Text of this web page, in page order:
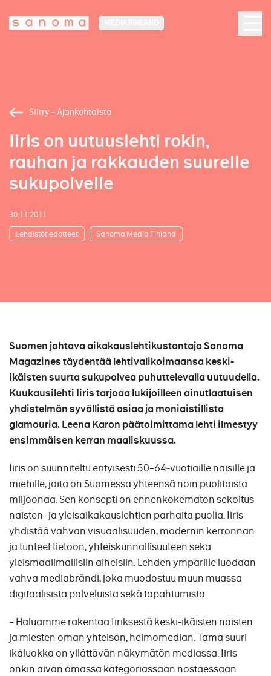
Siirry - Ajankohtaista
Iiris on uutuuslehti rokin,
rauhan ja rakkauden suurelle
sukupolvelle
30.11.2011
Lehdistötiedotteet Sanoma Media Finland
Suomen johtava aikakauslehtikustantaja Sanoma
Magazines täydentää lehtivalikoimaansa keski-
ikäisten suurta sukupolvea puhuttelevalla uutuudella.
Kuukausilehti Iiris tarjoaa lukijoilleen ainutlaatuisen
yhdistelmän syvällistä asiaa ja moniaistillista
glamouria. Leena Karon päätoimittama lehti ilmestyy
ensimmäisen kerran maaliskuussa.
Iiris on suunniteltu erityisesti 50–64-vuotiaille naisille ja
miehille, joita on Suomessa yhteensä noin puolitoista
miljoonaa. Sen konsepti on ennenkokematon sekoitus
naisten- ja yleisaikakauslehtien parhaita puolia. Iiris
yhdistää vahvan visuaalisuuden, modernin kerronnan
ja tunteet tietoon, yhteiskunnallisuuteen sekä
yleismaailmallisiin aiheisiin. Lehden ympärille luodaan
vahva mediabrändi, joka muodostuu muun muassa
digitaalisista palveluista sekä tapahtumista.
– Haluamme rakentaa Iiriksestä keski-ikäisten naisten
ja miesten oman yhteisön, heimomedian. Tämä suuri
ikäluokka on yllättävän näkymätön mediassa. Iiris
onkin aivan omassa kategoriassaan nostaessaan